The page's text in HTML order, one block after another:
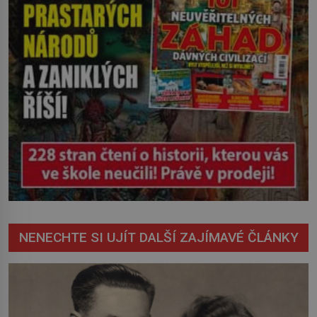
NENECHTE SI UJÍT DALŠÍ ZAJÍMAVÉ ČLÁNKY